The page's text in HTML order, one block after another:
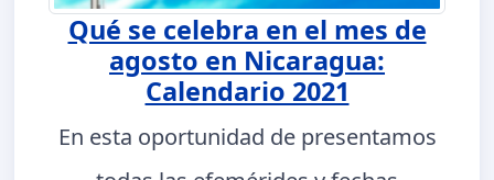
Qué se celebra en el mes de
agosto en Nicaragua:
Calendario 2021
En esta oportunidad de presentamos